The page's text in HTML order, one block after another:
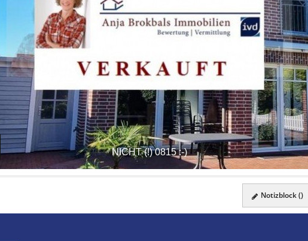
NICHT (!) 0815 :-)
Notizblock ()